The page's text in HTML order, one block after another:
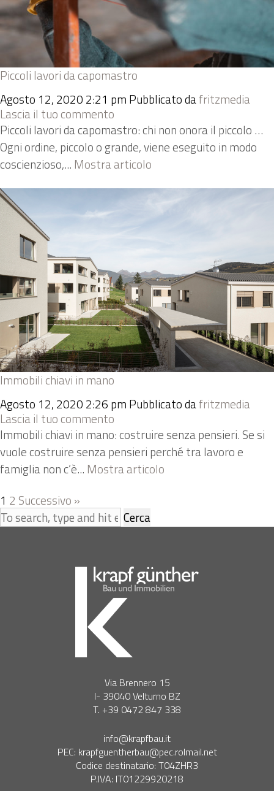
Piccoli lavori da capomastro
Agosto 12, 2020 2:21 pm Pubblicato dafritzmedia
Lascia il tuo commento
Piccoli lavori da capomastro: chi non onora il piccolo …
Ogni ordine, piccolo o grande, viene eseguito in modo
coscienzioso,... Mostra articolo
Immobili chiavi in mano
Agosto 12, 2020 2:26 pm Pubblicato dafritzmedia
Lascia il tuo commento
Immobili chiavi in mano: costruire senza pensieri. Se si
vuole costruire senza pensieri perché tra lavoro e
famiglia non c’è... Mostra articolo
1 2 Successivo »
Cerca
Via Brennero 15
I- 39040 Velturno BZ
T. +39 0472 847 338
info@krapfbau.it
PEC: krapfguentherbau@pec.rolmail.net
Codice destinatario: T04ZHR3
P.IVA: IT01229920218